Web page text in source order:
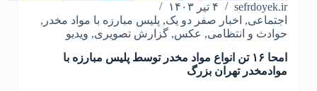
sefrdoyek.ir
۴ تیر ۱۴۰۳
اجتماعی, اخبار صفر دو یک, پلیس مبارزه با مواد مخدر ,
حوادث و انتظامی, عکس, گزارش تصویری, ویدیو
امحا ۱۶ تن انواع مواد مخدر توسط پلیس مبارزه با
موادمخدر تهران بزرگ